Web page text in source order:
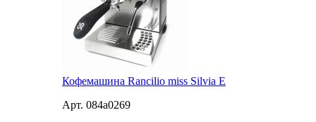
Кофемашина Rancilio miss Silvia E
Арт. 084a0269